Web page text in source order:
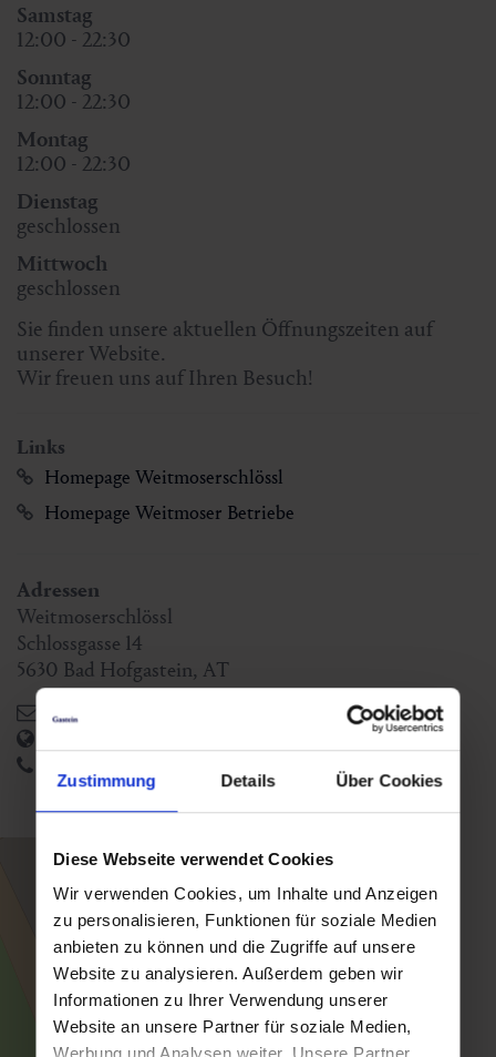
Zustimmung Details Über Cookies
Diese Webseite verwendet Cookies
Wir verwenden Cookies, um Inhalte und Anzeigen
zu personalisieren, Funktionen für soziale Medien
anbieten zu können und die Zugriffe auf unsere
Website zu analysieren. Außerdem geben wir
Informationen zu Ihrer Verwendung unserer
Website an unsere Partner für soziale Medien,
Samstag
12:00 - 22:30
Sonntag
12:00 - 22:30
Montag
12:00 - 22:30
Dienstag
geschlossen
Mittwoch
geschlossen
Sie finden unsere aktuellen Öffnungszeiten auf
unserer Website.
Wir freuen uns auf Ihren Besuch!
Links
Homepage Weitmoserschlössl
Homepage Weitmoser Betriebe
Adressen
Weitmoserschlössl
Schlossgasse 14
5630 Bad Hofgastein, AT
schloss@weitmoser.at